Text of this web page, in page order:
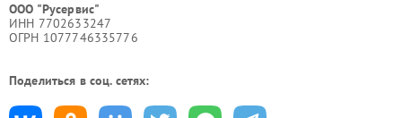
ООО "Русервис"
ИНН 7702633247
ОГРН 1077746335776
Поделиться в соц. сетях: